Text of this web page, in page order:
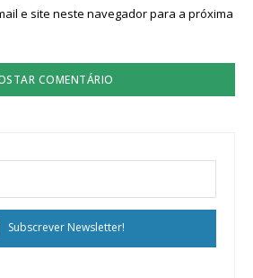
e site neste navegador para a próxima
Subscrever Newsletter!